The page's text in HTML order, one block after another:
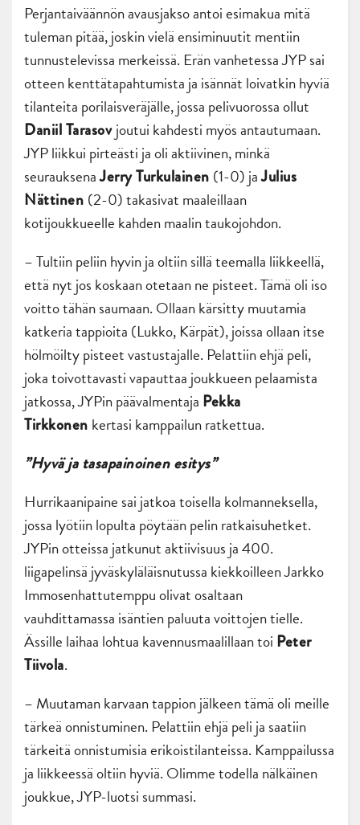
Perjantaiväännön avausjakso antoi esimakua mitä
tuleman pitää, joskin vielä ensiminuutit mentiin
tunnustelevissa merkeissä. Erän vanhetessa JYP sai
otteen kenttätapahtumista ja isännät loivatkin hyviä
tilanteita porilaisveräjälle, jossa pelivuorossa ollut
Daniil Tarasovjoutui kahdesti myös antautumaan.
JYP liikkui pirteästi ja oli aktiivinen, minkä
seurauksenaJerry Turkulainen (1-0) jaJulius
Nättinen (2-0) takasivat maaleillaan
kotijoukkueelle kahden maalin taukojohdon.
– Tultiin peliin hyvin ja oltiin sillä teemalla liikkeellä,
että nyt jos koskaan otetaan ne pisteet. Tämä oli iso
voitto tähän saumaan. Ollaan kärsitty muutamia
katkeria tappioita (Lukko, Kärpät), joissa ollaan itse
hölmöilty pisteet vastustajalle. Pelattiin ehjä peli,
joka toivottavasti vapauttaa joukkueen pelaamista
jatkossa, JYPin päävalmentaja Pekka
Tirkkonen kertasi kamppailun ratkettua.
”Hyvä ja tasapainoinen esitys”
Hurrikaanipaine sai jatkoa toisella kolmanneksella,
jossa lyötiin lopulta pöytään pelin ratkaisuhetket.
JYPin otteissa jatkunut aktiivisuus ja 400.
liigapelinsä jyväskyläläisnutussa kiekkoilleen Jarkko
Immosenhattutemppu olivat osaltaan
vauhdittamassa isäntien paluuta voittojen tielle.
Ässille laihaa lohtua kavennusmaalillaan toi Peter
Tiivola.
– Muutaman karvaan tappion jälkeen tämä oli meille
tärkeä onnistuminen. Pelattiin ehjä peli ja saatiin
tärkeitä onnistumisia erikoistilanteissa. Kamppailussa
ja liikkeessä oltiin hyviä. Olimme todella nälkäinen
joukkue, JYP-luotsi summasi.